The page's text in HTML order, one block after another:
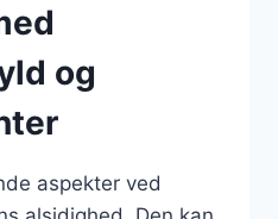
og
aspekter ved